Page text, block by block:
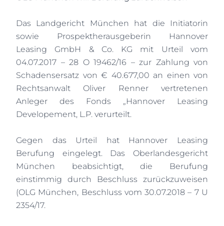
Das Landgericht München hat die Initiatorin
sowie Prospektherausgeberin Hannover
Leasing GmbH & Co. KG mit Urteil vom
04.07.2017 – 28 O 19462/16 – zur Zahlung von
Schadensersatz von € 40.677,00 an einen von
Rechtsanwalt Oliver Renner vertretenen
Anleger des Fonds „Hannover Leasing
Developement, L.P. verurteilt.
Gegen das Urteil hat Hannover Leasing
Berufung eingelegt. Das Oberlandesgericht
München beabsichtigt, die Berufung
einstimmig durch Beschluss zurückzuweisen
(OLG München, Beschluss vom 30.07.2018 – 7 U
2354/17.